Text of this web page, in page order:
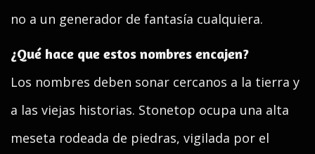
no a un generador de fantasía cualquiera.
¿Qué hace que estos nombres encajen?
Los nombres deben sonar cercanos a la tierra y
a las viejas historias. Stonetop ocupa una alta
meseta rodeada de piedras, vigilada por el